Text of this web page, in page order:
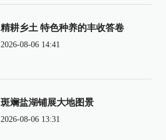
精耕乡土 特色种养的丰收答卷
2026-08-06 14:41
斑斓盐湖铺展大地图景
2026-08-06 13:31